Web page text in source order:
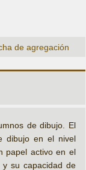
de agregación
de dibujo. El
dibujo en el nivel
papel activo en el
y su capacidad de